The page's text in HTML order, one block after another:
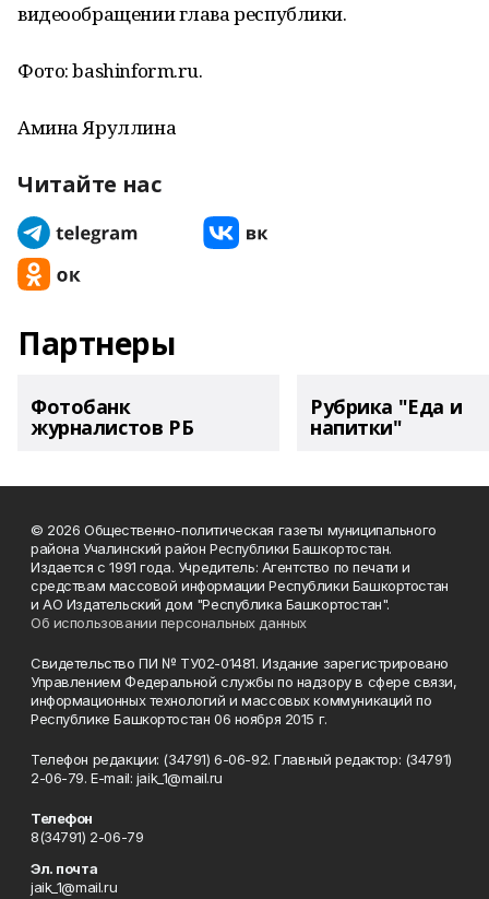
видеообращении глава республики.
Фото: bashinform.ru.
Амина Яруллина
Читайте нас
Партнеры
Фотобанк
журналистов РБ
Рубрика "Еда и
напитки"
© 2026 Общественно-политическая газеты муниципального
района Учалинский район Республики Башкортостан.
Издается с 1991 года. Учредитель: Агентство по печати и
средствам массовой информации Республики Башкортостан
и АО Издательский дом "Республика Башкортостан".
Об использовании персональных данных
Свидетельство ПИ № ТУ02-01481. Издание зарегистрировано
Управлением Федеральной службы по надзору в сфере связи,
информационных технологий и массовых коммуникаций по
Республике Башкортостан 06 ноября 2015 г.
Телефон редакции: (34791) 6-06-92. Главный редактор: (34791)
2-06-79. Е-mаil: jaik_1@mail.ru
Телефон
8(34791) 2-06-79
Эл. почта
jaik_1@mail.ru